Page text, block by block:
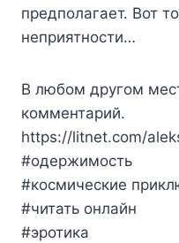
предполагает. Вот
неприятности…
В любом другом
комментарий.
https://litnet.com/
#одержимость
#космические
#читать онлайн
#эротика